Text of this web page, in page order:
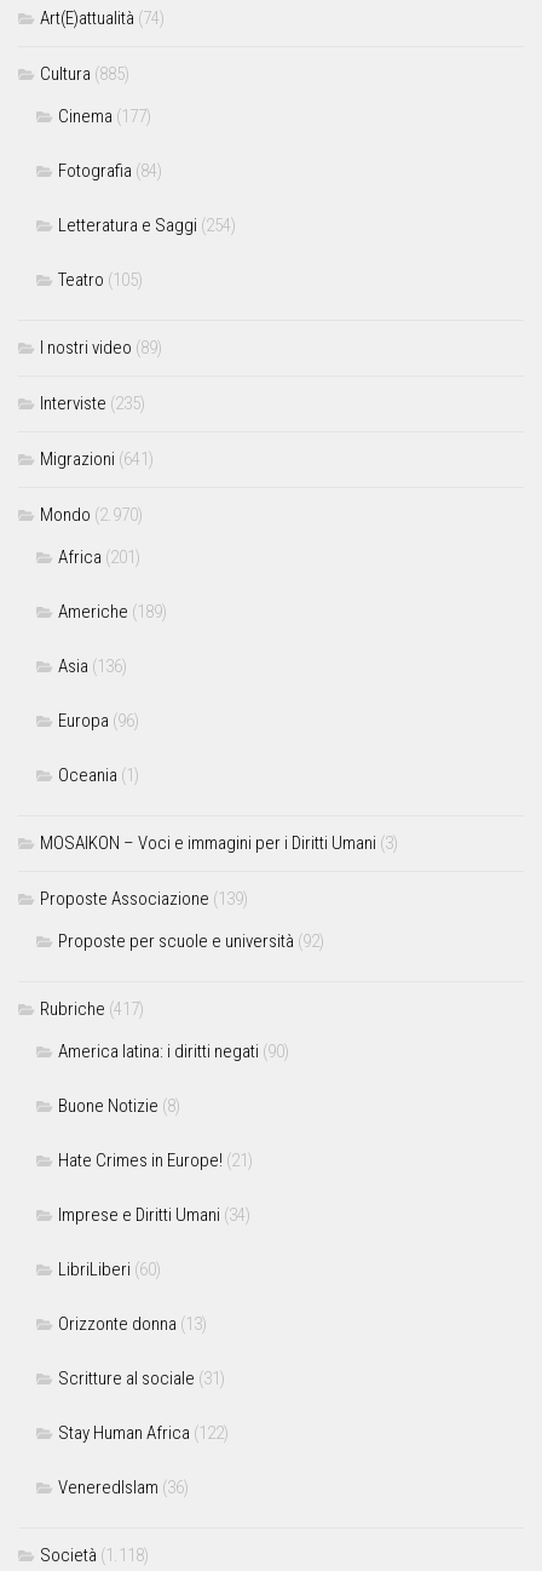
Art(E)attualità (74)
Cultura (885)
Cinema (177)
Fotografia (84)
Letteratura e Saggi (254)
Teatro (105)
I nostri video (89)
Interviste (235)
Migrazioni (641)
Mondo (2.970)
Africa (201)
Americhe (189)
Asia (136)
Europa (96)
Oceania (1)
MOSAIKON – Voci e immagini per i Diritti Umani (3)
Proposte Associazione (139)
Proposte per scuole e università (92)
Rubriche (417)
America latina: i diritti negati (90)
Buone Notizie (8)
Hate Crimes in Europe! (21)
Imprese e Diritti Umani (34)
LibriLiberi (60)
Orizzonte donna (13)
Scritture al sociale (31)
Stay Human Africa (122)
VeneredIslam (36)
Società (1.118)